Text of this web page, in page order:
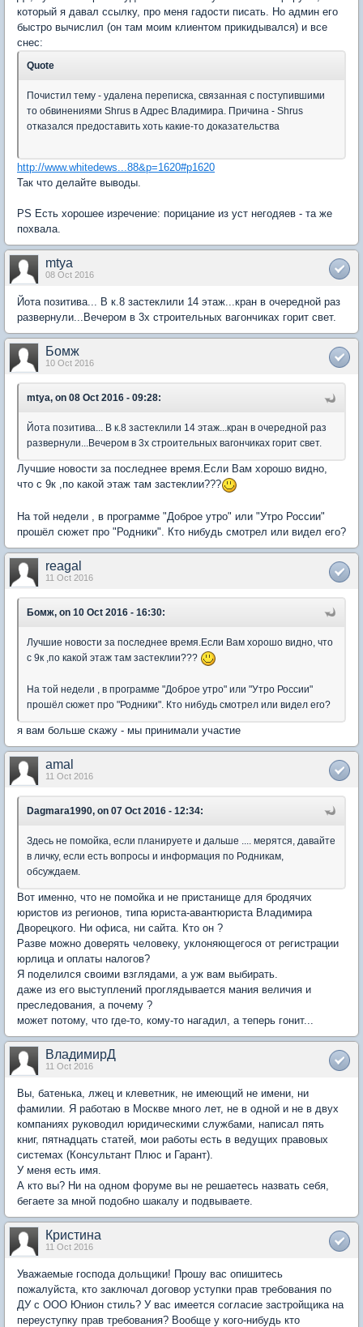
который я давал ссылку, про меня гадости писать. Но админ его
быстро вычислил (он там моим клиентом прикидывался) и все
снес:
Quote
Почистил тему - удалена переписка, связанная с поступившими
то обвинениями Shrus в Адрес Владимира. Причина - Shrus
отказался предоставить хоть какие-то доказательства
http://www.whitedews...88&p=1620#p1620
Так что делайте выводы.
PS Есть хорошее изречение: порицание из уст негодяев - та же
похвала.
mtya
08 Oct 2016
Йота позитива... В к.8 застеклили 14 этаж...кран в очередной раз
развернули...Вечером в 3х строительных вагончиках горит свет.
Бомж
10 Oct 2016
mtya, on 08 Oct 2016 - 09:28:
Йота позитива... В к.8 застеклили 14 этаж...кран в очередной раз
развернули...Вечером в 3х строительных вагончиках горит свет.
Лучшие новости за последнее время.Если Вам хорошо видно,
что с 9к ,по какой этаж там застеклии???
На той недели , в программе "Доброе утро" или "Утро России"
прошёл сюжет про "Родники". Кто нибудь смотрел или видел его?
reagal
11 Oct 2016
Бомж, on 10 Oct 2016 - 16:30:
Лучшие новости за последнее время.Если Вам хорошо видно, что
с 9к ,по какой этаж там застеклии???
На той недели , в программе "Доброе утро" или "Утро России"
прошёл сюжет про "Родники". Кто нибудь смотрел или видел его?
я вам больше скажу - мы принимали участие
amal
11 Oct 2016
Dagmara1990, on 07 Oct 2016 - 12:34:
Здесь не помойка, если планируете и дальше .... мерятся, давайте
в личку, если есть вопросы и информация по Родникам,
обсуждаем.
Вот именно, что не помойка и не пристанище для бродячих
юристов из регионов, типа юриста-авантюриста Владимира
Дворецкого. Ни офиса, ни сайта. Кто он ?
Разве можно доверять человеку, уклоняющегося от регистрации
юрлица и оплаты налогов?
Я поделился своими взглядами, а уж вам выбирать.
даже из его выступлений проглядывается мания величия и
преследования, а почему ?
может потому, что где-то, кому-то нагадил, а теперь гонит...
ВладимирД
11 Oct 2016
Вы, батенька, лжец и клеветник, не имеющий не имени, ни
фамилии. Я работаю в Москве много лет, не в одной и не в двух
компаниях руководил юридическими службами, написал пять
книг, пятнадцать статей, мои работы есть в ведущих правовых
системах (Консультант Плюс и Гарант).
У меня есть имя.
А кто вы? Ни на одном форуме вы не решаетесь назвать себя,
бегаете за мной подобно шакалу и подвываете.
Кристина
11 Oct 2016
Уважаемые господа дольщики! Прошу вас опишитесь
пожалуйста, кто заключал договор уступки прав требования по
ДУ с ООО Юнион стиль? У вас имеется согласие застройщика на
переуступку прав требования? Вообще у кого-нибудь кто